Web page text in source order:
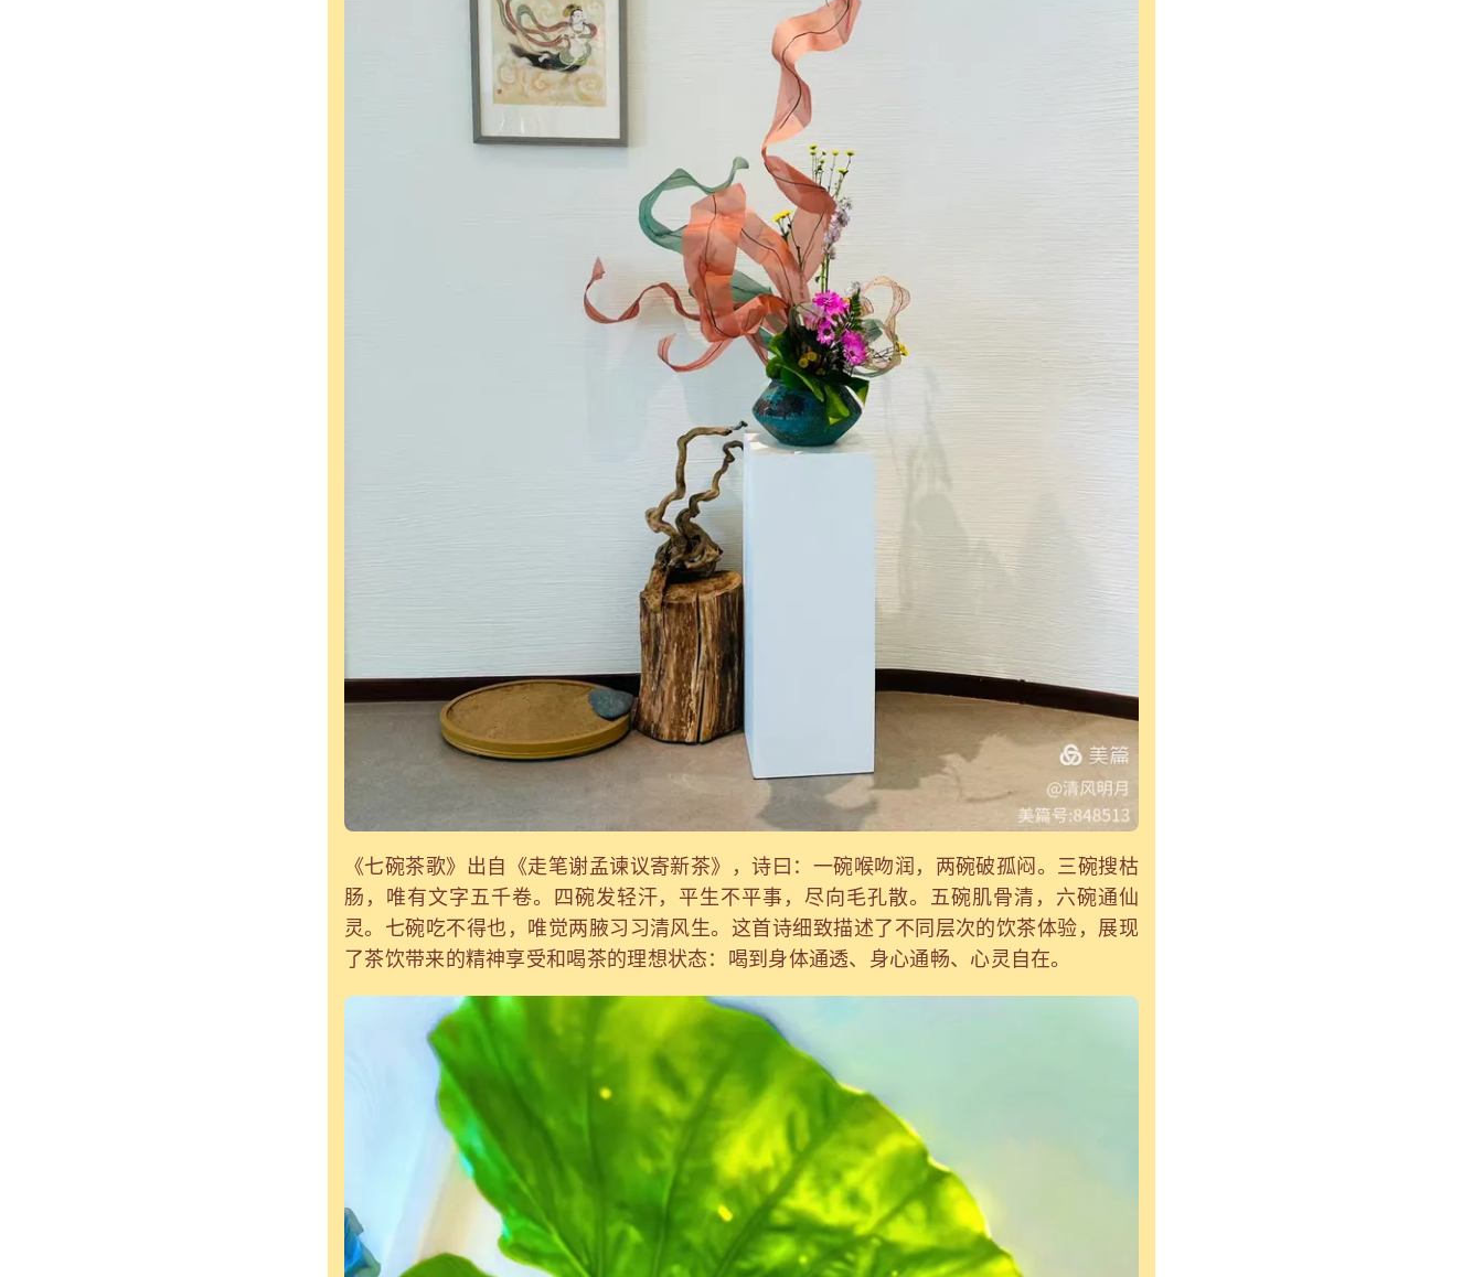
《七碗茶歌》出自《走笔谢孟谏议寄新茶》，诗曰：一碗喉吻润，两碗破孤闷。三碗搜枯
肠，唯有文字五千卷。四碗发轻汗，平生不平事，尽向毛孔散。五碗肌骨清，六碗通仙
灵。七碗吃不得也，唯觉两腋习习清风生。这首诗细致描述了不同层次的饮茶体验，展现
了茶饮带来的精神享受和喝茶的理想状态：喝到身体通透、身心通畅、心灵自在。